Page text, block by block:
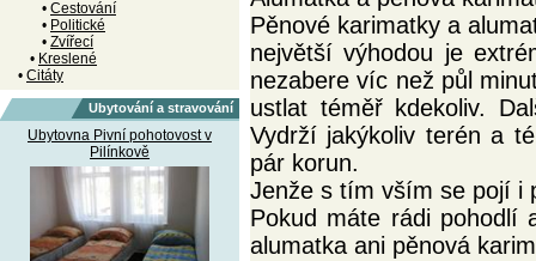
• Cestování
• Politické
• Zvířecí
• Kreslené
• Citáty
Ubytování a stravování
Ubytovna Pivní pohotovost v
Pilínkově
Pěnové karimatky a
největší výhodou je
nezabere víc než půl
ustlat téměř kdekoliv.
Vydrží jakýkoliv terén a
pár korun.
Jenže s tím vším se pojí i
Pokud máte rádi pohodlí
alumatka ani pěnová